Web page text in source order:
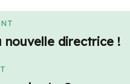
nouvelle directrice !